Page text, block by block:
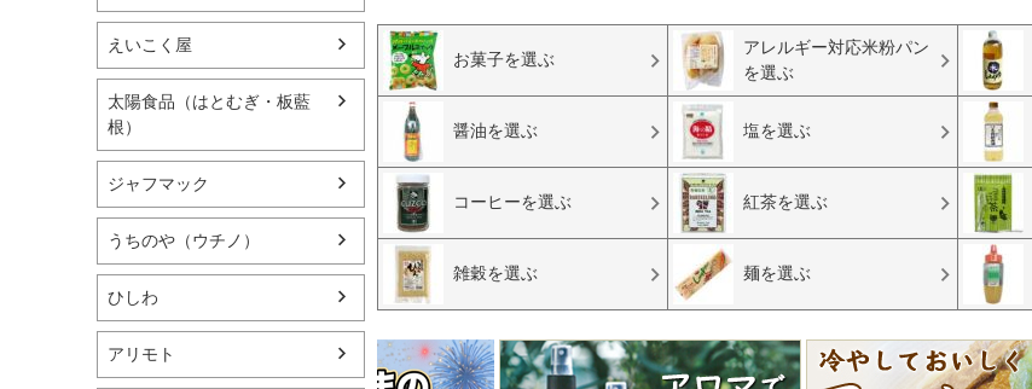
えいこく屋
太陽食品（はとむぎ・板藍
根）
ジャフマック
うちのや（ウチノ）
ひしわ
アリモト
お菓子を選ぶ
アレルギー対応米粉パン
を選ぶ
醤油を選ぶ 塩を選ぶ
コーヒーを選ぶ 紅茶を選ぶ
雑穀を選ぶ 麺を選ぶ